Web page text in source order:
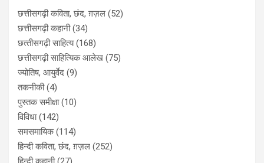
छत्तीसगढ़ी कविता, छंद, ग़ज़ल (52)
छत्तीसगढ़ी कहानी(34)
छत्‍तीसगढ़ी साहित्‍य(168)
छत्तीसगढ़ी साहित्यिक आलेख (75)
ज्योतिष, आयुर्वेद (9)
तकनीकी(4)
पुस्‍तक समीक्षा(10)
विविधा(142)
समसमायिक(114)
हिन्दी कविता, छंद, ग़ज़ल (252)